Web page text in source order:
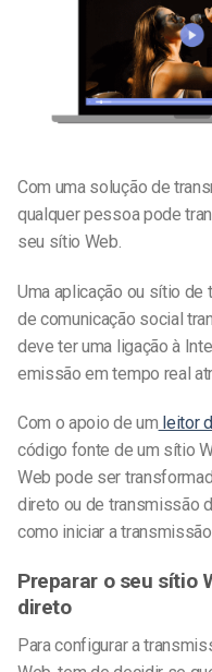
Com uma solução de
qualquer pessoa pode
seu sítio Web.
Uma aplicação ou sítio
de comunicação social
deve ter uma ligação à
emissão em tempo real
Com o apoio de um leitor
código fonte de um sítio
Web pode ser
direto ou de transmissão
como iniciar a
Preparar o seu sítio
direto
Para configurar a